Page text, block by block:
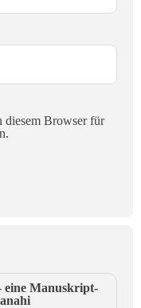
diesem Browser für